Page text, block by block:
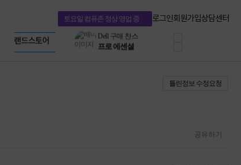
토요일 컴퓨존 정상 영업 중 로그인회원가입상담센터
LG gram & 브랜드스토어
Microsoft 브랜드스토어
Dell 구매 찬스
프로 에센셜
타협 없는 게이밍
HP OMEN
틀린정보 수정요청
공유하기